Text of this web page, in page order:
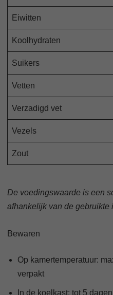
Eiwitten
Koolhydraten
Suikers
Vetten
Verzadigd vet
Vezels
Zout
De voedingswaarde is een
afhankelijk van de gebruikte
Bewaren
Op kamertemperatuur:
verpakt
In de koelkast: tot 5 dagen